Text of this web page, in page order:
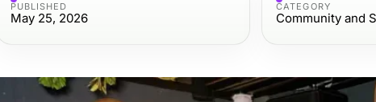
PUBLISHED
May 25, 2026
CATEGORY
Community and